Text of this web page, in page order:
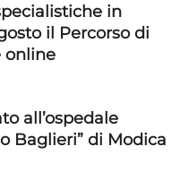
in
il Percorso di
online
all’ospedale
Baglieri” di Modica